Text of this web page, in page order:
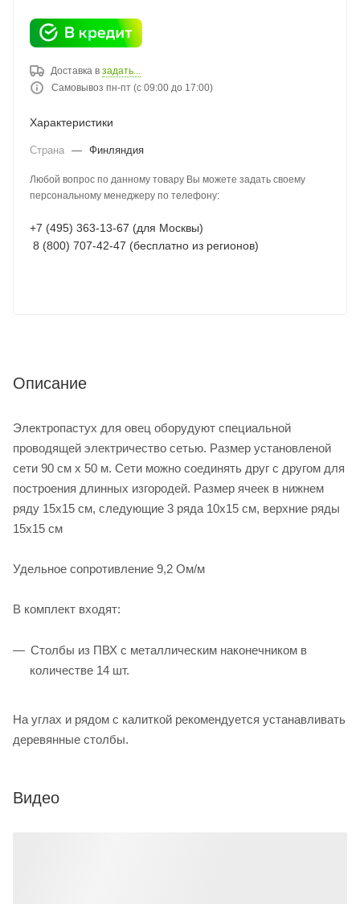
Доставка в задать...
Самовывоз пн-пт (с 09:00 до 17:00)
Характеристики
Страна — Финляндия
Любой вопрос по данному товару Вы можете задать своему
персональному менеджеру по телефону:
+7 (495) 363-13-67 (для Москвы)
8 (800) 707-42-47 (бесплатно из регионов)
Описание
Электропастух для овец оборудуют специальной
проводящей электричество сетью. Размер установленой
сети 90 см х 50 м. Сети можно соединять друг с другом для
построения длинных изгородей. Размер ячеек в нижнем
ряду 15х15 см, следующие 3 ряда 10х15 см, верхние ряды
15х15 см
Удельное сопротивление 9,2 Ом/м
В комплект входят:
Столбы из ПВХ с металлическим наконечником в
количестве 14 шт.
На углах и рядом с калиткой рекомендуется устанавливать
деревянные столбы.
Видео